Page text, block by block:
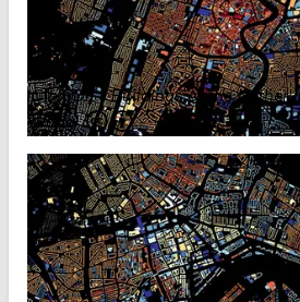
CitySDK - Buildings of the
Waag